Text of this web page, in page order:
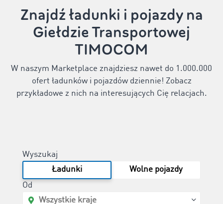
Znajdź ładunki i pojazdy na
Giełdzie Transportowej
TIMOCOM
W naszym Marketplace znajdziesz nawet do 1.000.000
ofert ładunków i pojazdów dziennie! Zobacz
przykładowe z nich na interesujących Cię relacjach.
Wyszukaj
Ładunki
Wolne pojazdy
Od